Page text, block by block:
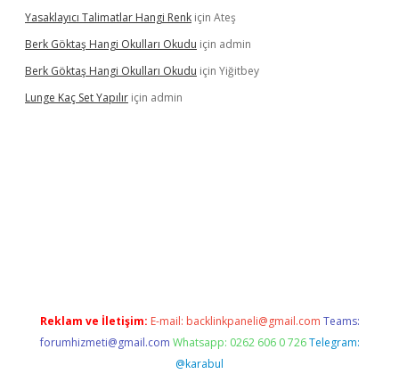
Yasaklayıcı Talimatlar Hangi Renk için Ateş
Berk Göktaş Hangi Okulları Okudu için admin
Berk Göktaş Hangi Okulları Okudu için Yiğitbey
Lunge Kaç Set Yapılır için admin
Reklam ve İletişim: E-mail: backlinkpaneli@gmail.com Teams:
forumhizmeti@gmail.com Whatsapp: 0262 606 0 726 Telegram:
@karabul